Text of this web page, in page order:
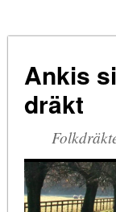
SLÄKTFORSKNING
OM OSS
Ankis
dräkt